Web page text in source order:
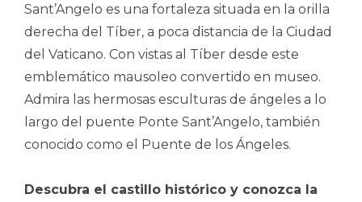
Sant’Angelo es una fortaleza situada en la orilla
derecha del Tíber, a poca distancia de la Ciudad
del Vaticano. Con vistas al Tíber desde este
emblemático mausoleo convertido en museo.
Admira las hermosas esculturas de ángeles a lo
largo del puente Ponte Sant’Angelo, también
conocido como el Puente de los Ángeles.
Descubra el castillo histórico y conozca la